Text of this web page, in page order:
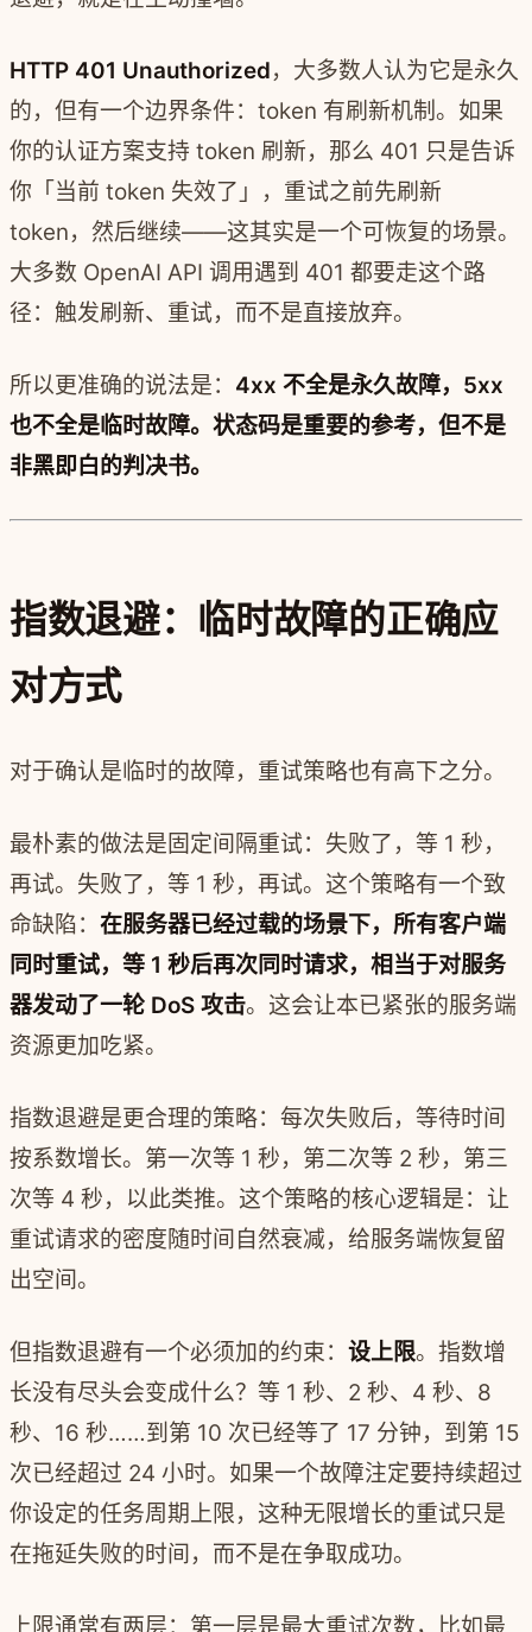
HTTP 401 Unauthorized，大多数人认为它是永久
的，但有一个边界条件：token 有刷新机制。如果
你的认证方案支持 token 刷新，那么 401 只是告诉
你「当前 token 失效了」，重试之前先刷新
token，然后继续——这其实是一个可恢复的场景。
大多数 OpenAI API 调用遇到 401 都要走这个路
径：触发刷新、重试，而不是直接放弃。
所以更准确的说法是： 4xx 不全是永久故障，5xx
也不全是临时故障。状态码是重要的参考，但不是
非黑即白的判决书。
指数退避：临时故障的正确应
对方式
对于确认是临时的故障，重试策略也有高下之分。
最朴素的做法是固定间隔重试：失败了，等 1 秒，
再试。失败了，等 1 秒，再试。这个策略有一个致
命缺陷： 在服务器已经过载的场景下，所有客户端
同时重试，等 1 秒后再次同时请求，相当于对服务
器发动了一轮 DoS 攻击。这会让本已紧张的服务端
资源更加吃紧。
指数退避是更合理的策略：每次失败后，等待时间
按系数增长。第一次等 1 秒，第二次等 2 秒，第三
次等 4 秒，以此类推。这个策略的核心逻辑是：让
重试请求的密度随时间自然衰减，给服务端恢复留
出空间。
但指数退避有一个必须加的约束： 设上限。指数增
长没有尽头会变成什么？等 1 秒、2 秒、4 秒、8
秒、16 秒……到第 10 次已经等了 17 分钟，到第 15
次已经超过 24 小时。如果一个故障注定要持续超过
你设定的任务周期上限，这种无限增长的重试只是
在拖延失败的时间，而不是在争取成功。